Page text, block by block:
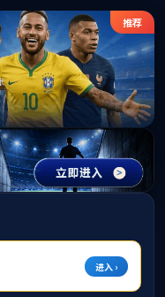
限公司-Official
队伍 学科建设